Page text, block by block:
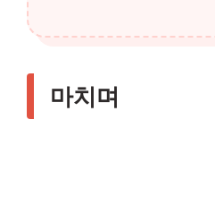
마치며